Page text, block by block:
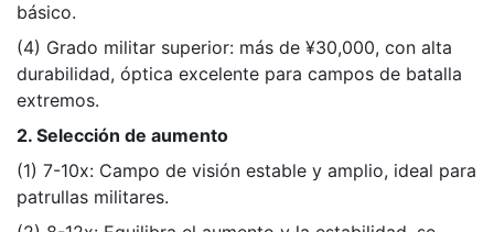
básico.
(4) Grado militar superior: más de ¥30,000, con alta
durabilidad, óptica excelente para campos de batalla
extremos.
2. Selección de aumento
(1) 7-10x: Campo de visión estable y amplio, ideal para
patrullas militares.